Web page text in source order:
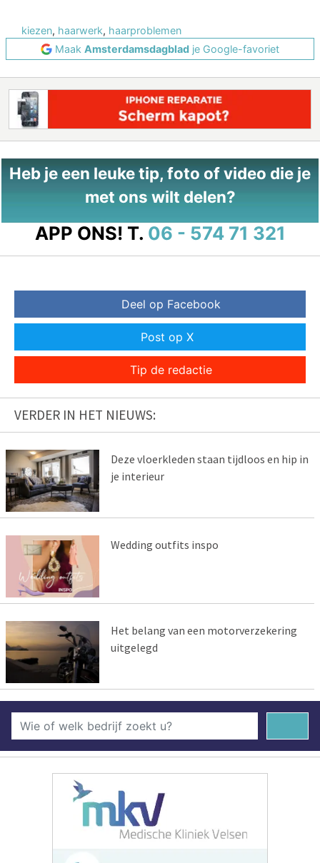
kiezen, haarwerk, haarproblemen
Maak Amsterdamsdagblad je Google-favoriet
Heb je een leuke tip, foto of video die je
met ons wilt delen?
APP ONS! T. 06 - 574 71 321
Deel op Facebook
Post op X
Tip de redactie
VERDER IN HET NIEUWS:
Deze vloerkleden staan tijdloos en hip in
je interieur
Wedding outfits inspo
Het belang van een motorverzekering
uitgelegd